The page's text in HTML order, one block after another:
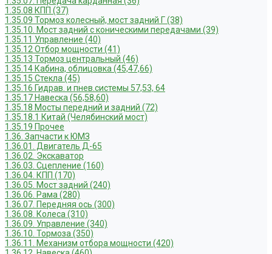
1.35.08 КПП (37)
1.35.09 Тормоз колесный, мост задний Г (38)
1.35.10. Мост задний с коническими передачами (39)
1.35.11 Управление (40)
1.35.12 Отбор мощности (41)
1.35.13 Тормоз центральный (46)
1.35.14 Кабина, облицовка (45,47,66)
1.35.15 Стекла (45)
1.35.16 Гидрав. и пнев.системы 57,53, 64
1.35.17 Навеска (56,58,60)
1.35.18 Мосты передний и задний (72)
1.35.18.1 Китай (Челябинский мост)
1.35.19 Прочее
1.36. Запчасти к ЮМЗ
1.36.01. Двигатель Д-65
1.36.02. Экскаватор
1.36.03. Сцепление (160)
1.36.04. КПП (170)
1.36.05. Мост задний (240)
1.36.06. Рама (280)
1.36.07. Передняя ось (300)
1.36.08. Колеса (310)
1.36.09. Управление (340)
1.36.10. Тормоза (350)
1.36.11. Механизм отбора мощности (420)